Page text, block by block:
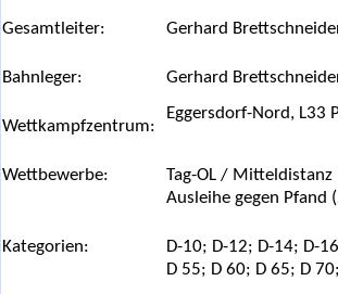
Gesamtleiter: Gerhard
Bahnleger: Gerhard
Wettkampfzentrum:
Eggersdorf-Nord, L33
Wettbewerbe: Tag-OL / Mitteldistanz
Ausleihe gegen Pfand
Kategorien:
D-10; D-12; D-14; D-
D 55; D 60; D 65; D